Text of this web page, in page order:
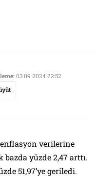
03.09.2024 22:52
enflasyon verilerine
bazda yüzde 2,47 arttı.
51,97’ye geriledi.